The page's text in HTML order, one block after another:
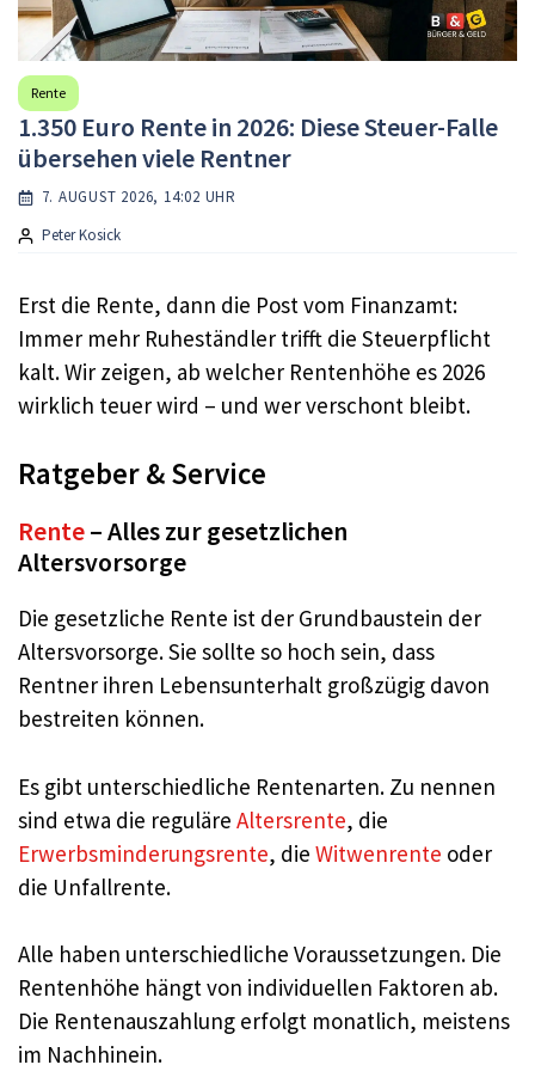
Rente
1.350 Euro Rente in 2026: Diese Steuer-Falle
übersehen viele Rentner
7. AUGUST 2026, 14:02 UHR
Peter Kosick
Erst die Rente, dann die Post vom Finanzamt:
Immer mehr Ruheständler trifft die Steuerpflicht
kalt. Wir zeigen, ab welcher Rentenhöhe es 2026
wirklich teuer wird – und wer verschont bleibt.
Ratgeber & Service
Rente– Alles zur gesetzlichen
Altersvorsorge
Die gesetzliche Rente ist der Grundbaustein der
Altersvorsorge. Sie sollte so hoch sein, dass
Rentner ihren Lebensunterhalt großzügig davon
bestreiten können.
Es gibt unterschiedliche Rentenarten. Zu nennen
sind etwa die reguläre Altersrente, die
Erwerbsminderungsrente, die Witwenrente oder
die Unfallrente.
Alle haben unterschiedliche Voraussetzungen. Die
Rentenhöhe hängt von individuellen Faktoren ab.
Die Rentenauszahlung erfolgt monatlich, meistens
im Nachhinein.